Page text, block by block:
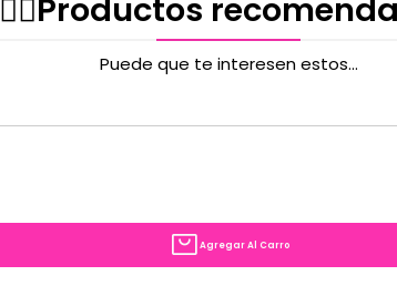
✌🏻️Productos
Puede que te interesen estos...
Agregar Al Carro